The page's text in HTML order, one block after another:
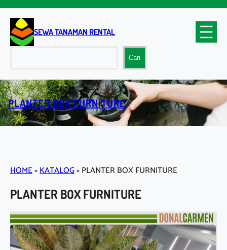
Lewati
konten
SEWA TANAMAN RENTAL
Cari
PLANTER BOX FURNITURE
HOME»KATALOG»PLANTER BOX FURNITURE
PLANTER BOX FURNITURE